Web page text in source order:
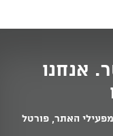
אנחנו
האתר, פורטל